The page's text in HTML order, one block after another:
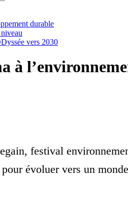
durable
vers 2030
à
festival
évoluer vers un